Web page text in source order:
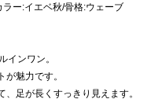
ー:イエベ秋/骨格:ウェーブ
インワン。
魅力です。
足が長くすっきり見えます。